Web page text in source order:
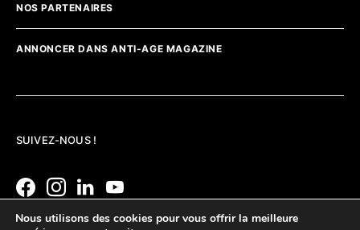
NOS PARTENAIRES
ANNONCER DANS ANTI-AGE MAGAZINE
SUIVEZ-NOUS !
Nous utilisons des cookies pour vous offrir la meilleure